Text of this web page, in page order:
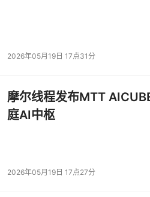
2026年05月19日 17点31分
摩尔线程发布MTT
庭AI中枢
2026年05月19日 17点27分